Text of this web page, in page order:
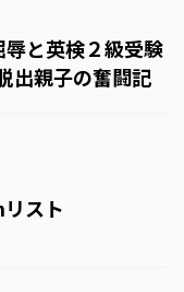
と英検２級受験
出親子の奮闘記
スト